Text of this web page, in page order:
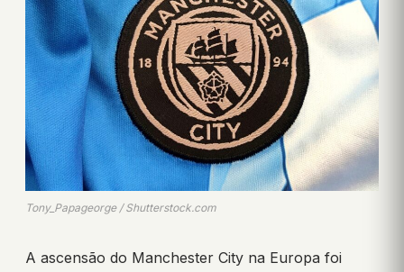
Tony_Papageorge / Shutterstock.com
A ascensão do Manchester City na Europa foi